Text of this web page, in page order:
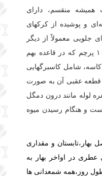
همیشه منقسم، دارای
و پوشیده از کرکهای
جلویی معمولاً از دیگر
گلبرگها رشد بیشتری دارند و از ۱۰ پرچم که در قاعده بهم
زایاست. کاسه، شامل کاسبرگهایی
قطعه عقبی آن به صورت
لوله مانند درون دمگل
و هنگام رسیدن میوه
و مقداری
عطری در اواخر بهار به
روز،همه شمعدانی ها